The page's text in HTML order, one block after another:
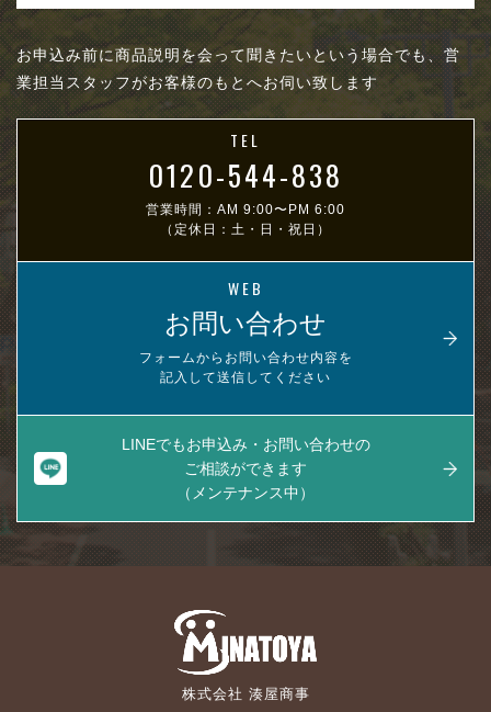
お申込み前に商品説明を会って聞きたいという場合でも、営
業担当スタッフがお客様のもとへお伺い致します
TEL
0120-544-838
営業時間：AM 9:00〜PM 6:00
（定休日：土・日・祝日）
WEB
お問い合わせ
フォームからお問い合わせ内容を
記入して送信してください
LINEでもお申込み・お問い合わせの
ご相談ができます
（メンテナンス中）
株式会社 湊屋商事